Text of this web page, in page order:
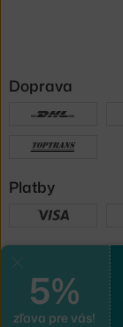
5%
zľava pre vás!
Doprava
Platby
Sme tu pre vás